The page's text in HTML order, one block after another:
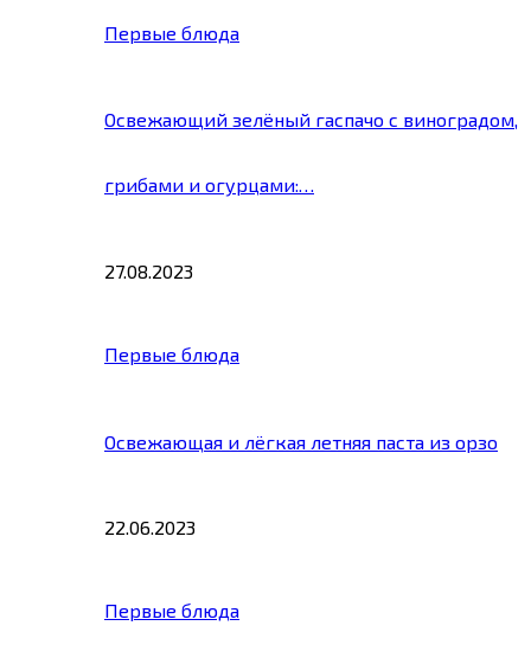
Первые блюда
Освежающий зелёный гаспачо с виноградом,
грибами и огурцами:…
27.08.2023
Первые блюда
Освежающая и лёгкая летняя паста из орзо
22.06.2023
Первые блюда